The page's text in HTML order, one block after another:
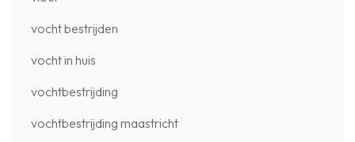
vocht bestrijden
vocht in huis
vochtbestrijding
vochtbestrijding maastricht